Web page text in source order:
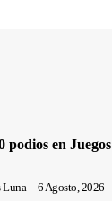
podios en Juegos
Luna - 6 Agosto, 2026